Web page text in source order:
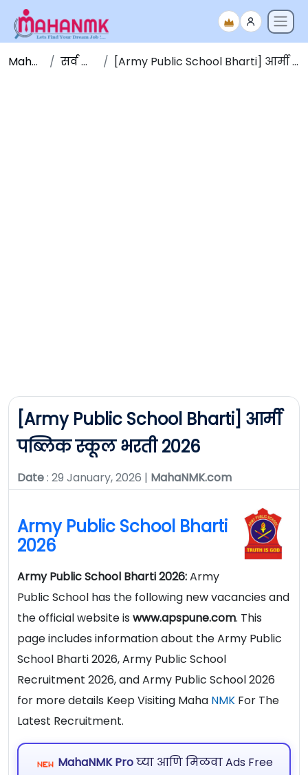
Maha NMK सर्व जाहिराती [Army Public School Bharti] आर्मी पब्लिक स्कूल भरती 2026
[Army Public School Bharti] आर्मी
पब्लिक स्कूल भरती 2026
Date: 29 January, 2026 | MahaNMK.com
Army Public School Bharti
2026
Army Public School Bharti 2026:Army
Public School has the following new vacancies and
the official website is www.apspune.com. This
page includes information about the Army Public
School Bharti 2026, Army Public School
Recruitment 2026, and Army Public School 2026
for more details Keep Visiting Maha NMK For The
Latest Recruitment.
MahaNMK Proघ्या आणि मिळवा Ads Free